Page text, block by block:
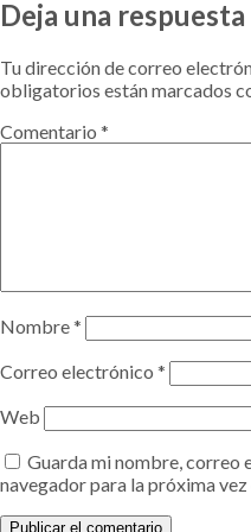
Deja una respuesta
Tu dirección de correo
obligatorios están marcados
Comentario *
Nombre*
Correo electrónico *
Web
Guarda mi nombre, correo
navegador para la próxima